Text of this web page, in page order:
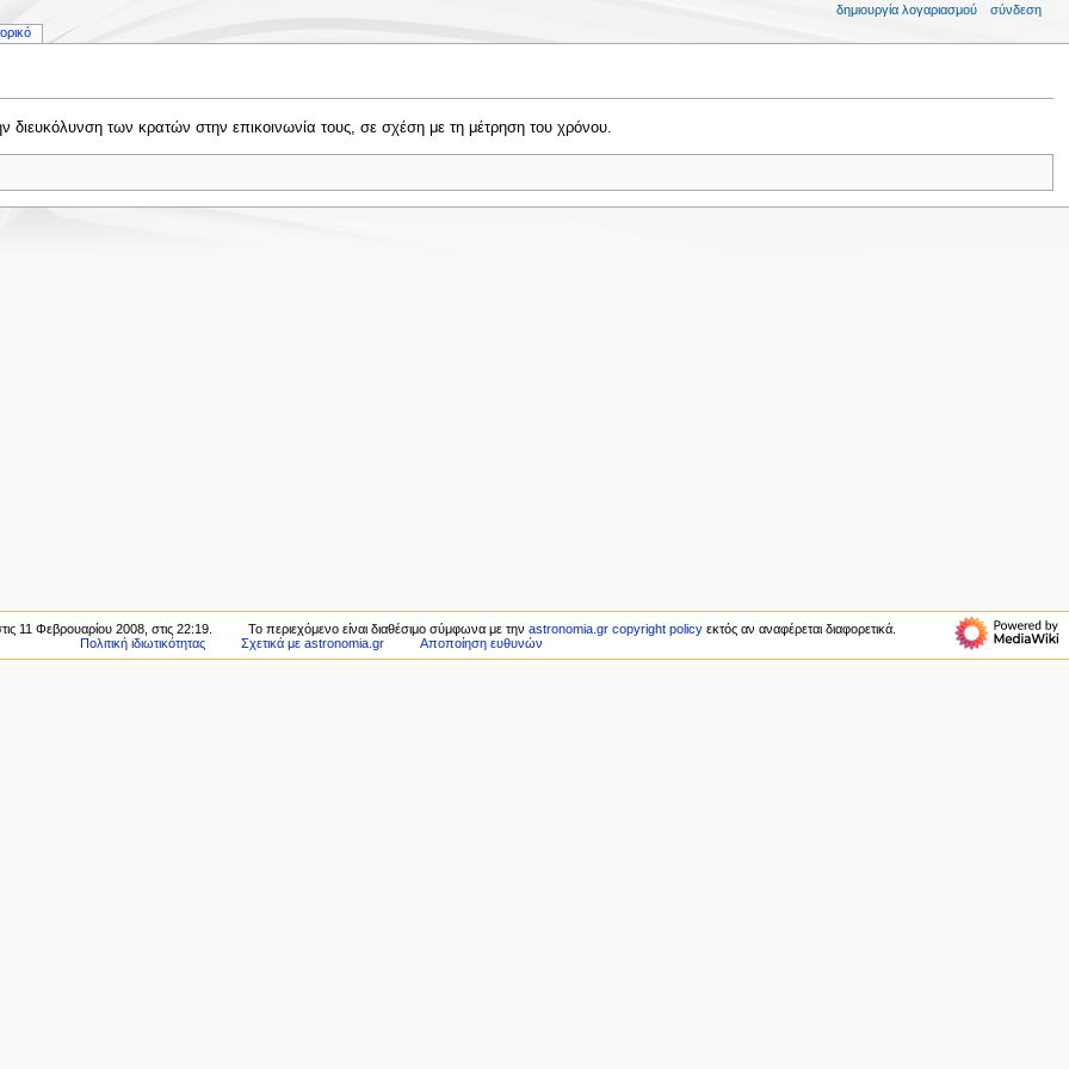
διευκόλυνση των κρατών στην επικοινωνία τους, σε σχέση με τη μέτρηση του χρόνου.
δημιουργία λογαριασμού σύνδεση
11 Φεβρουαρίου 2008, στις 22:19. Το περιεχόμενο είναι διαθέσιμο σύμφωνα με την astronomia.gr copyright policyεκτός αν αναφέρεται διαφορετικά.
Πολιτική ιδιωτικότητας
Σχετικά με astronomia.gr Αποποίηση ευθυνών